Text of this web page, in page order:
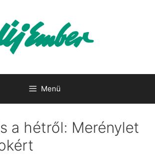
Menü
a hétről: Merénylet